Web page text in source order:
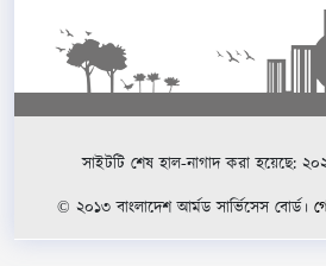
সাইটটি শেষ হাল-নাগাদ করা হয়েছে:
© ২০১৩ বাংলাদেশ আর্মড সার্ভিসেস বোর্ড।